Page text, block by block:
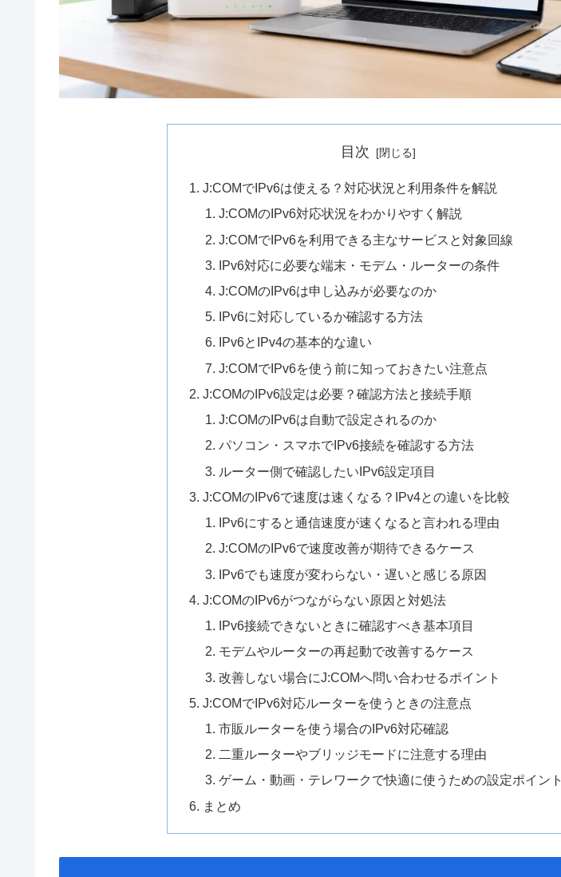
目次
J:COMでIPv6は使える？対応状況と利用条件を解説
J:COMのIPv6対応状況をわかりやすく解説
J:COMでIPv6を利用できる主なサービスと対象回線
IPv6対応に必要な端末・モデム・ルーターの条件
J:COMのIPv6は申し込みが必要なのか
IPv6に対応しているか確認する方法
IPv6とIPv4の基本的な違い
J:COMでIPv6を使う前に知っておきたい注意点
J:COMのIPv6設定は必要？確認方法と接続手順
J:COMのIPv6は自動で設定されるのか
パソコン・スマホでIPv6接続を確認する方法
ルーター側で確認したいIPv6設定項目
J:COMのIPv6で速度は速くなる？IPv4との違いを比較
IPv6にすると通信速度が速くなると言われる理由
J:COMのIPv6で速度改善が期待できるケース
IPv6でも速度が変わらない・遅いと感じる原因
J:COMのIPv6がつながらない原因と対処法
IPv6接続できないときに確認すべき基本項目
モデムやルーターの再起動で改善するケース
改善しない場合にJ:COMへ問い合わせるポイント
J:COMでIPv6対応ルーターを使うときの注意点
市販ルーターを使う場合のIPv6対応確認
二重ルーターやブリッジモードに注意する理由
ゲーム・動画・テレワークで快適に使うための設定ポイント
まとめ